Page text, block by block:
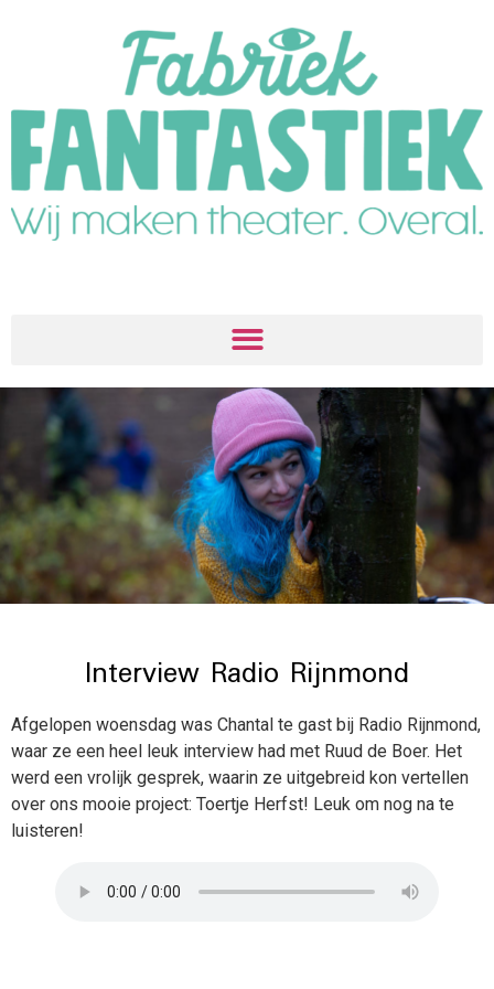
Interview Radio Rijnmond
Afgelopen woensdag was Chantal te gast bij Radio Rijnmond,
waar ze een heel leuk interview had met Ruud de Boer. Het
werd een vrolijk gesprek, waarin ze uitgebreid kon vertellen
over ons mooie project: Toertje Herfst! Leuk om nog na te
luisteren!